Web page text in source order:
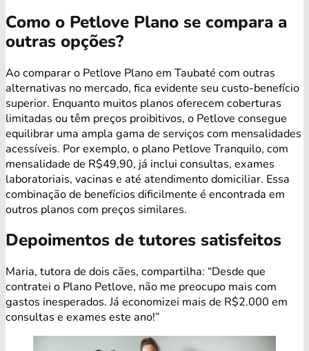
Como o Petlove Plano se compara a
outras opções?
Ao comparar o Petlove Plano em Taubaté com outras
alternativas no mercado, fica evidente seu custo-benefício
superior. Enquanto muitos planos oferecem coberturas
limitadas ou têm preços proibitivos, o Petlove consegue
equilibrar uma ampla gama de serviços com mensalidades
acessíveis. Por exemplo, o plano Petlove Tranquilo, com
mensalidade de R$49,90, já inclui consultas, exames
laboratoriais, vacinas e até atendimento domiciliar. Essa
combinação de benefícios dificilmente é encontrada em
outros planos com preços similares.
Depoimentos de tutores satisfeitos
Maria, tutora de dois cães, compartilha: “Desde que
contratei o Plano Petlove, não me preocupo mais com
gastos inesperados. Já economizei mais de R$2.000 em
consultas e exames este ano!”